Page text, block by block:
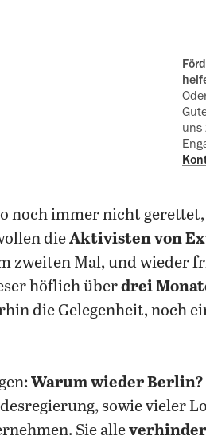
Förderverein Krankenhaus Waldfriede e.V. - Wo Not ist,
uns
noch immer nicht
dieAktivisten von
zweiten Mal, und wieder
höflich überdrei
die Gelegenheit, noch
Warum wieder Berlin?
sowie vieler
Sie alle